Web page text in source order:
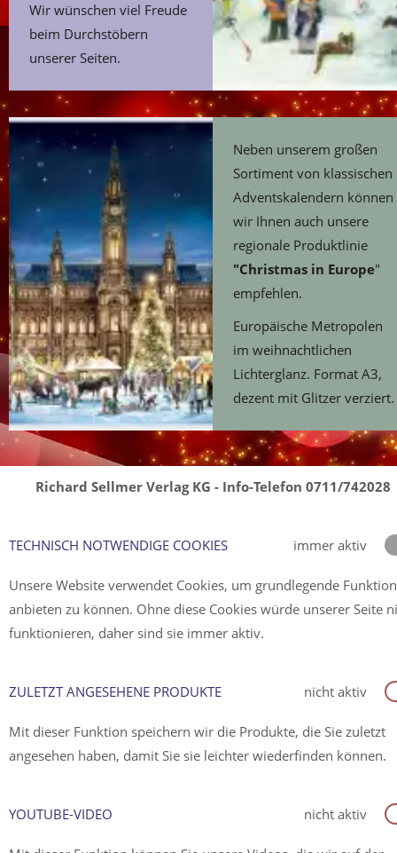
Wir wünschen viel Freude
beim Durchstöbern
unserer Seiten.
Neben unserem großen
Sortiment von klassischen
Adventskalendern können
wir Ihnen auch unsere
regionale Produktlinie
"Christmas in Europe"
empfehlen.
Europäische Metropolen
im weihnachtlichen
Lichterglanz. Format A3,
dezent mit Glitzer verziert.
Richard Sellmer Verlag KG - Info-Telefon 0711/742028
TECHNISCH NOTWENDIGE COOKIES immer aktiv
Unsere Website verwendet Cookies, um grundlegende
anbieten zu können. Ohne diese Cookies würde unserer Seite
funktionieren, daher sind sie immer aktiv.
ZULETZT ANGESEHENE PRODUKTE nicht aktiv
Mit dieser Funktion speichern wir die Produkte, die Sie zuletzt
angesehen haben, damit Sie sie leichter wiederfinden können.
YOUTUBE-VIDEO nicht aktiv